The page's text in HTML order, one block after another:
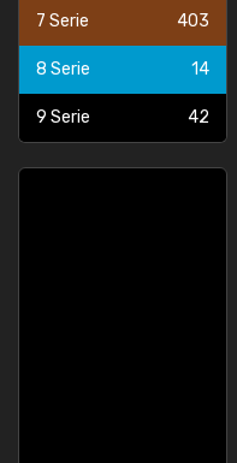
7 Serie 403
8 Serie 14
9 Serie 42